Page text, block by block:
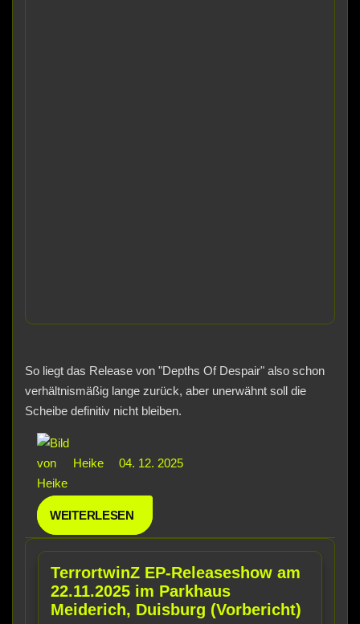
So liegt das Release von "Depths Of Despair" also schon
verhältnismäßig lange zurück, aber unerwähnt soll die
Scheibe definitiv nicht bleiben.
Heike 04. 12. 2025
WEITERLESEN
TerrortwinZ EP-Releaseshow am
22.11.2025 im Parkhaus
Meiderich, Duisburg (Vorbericht)